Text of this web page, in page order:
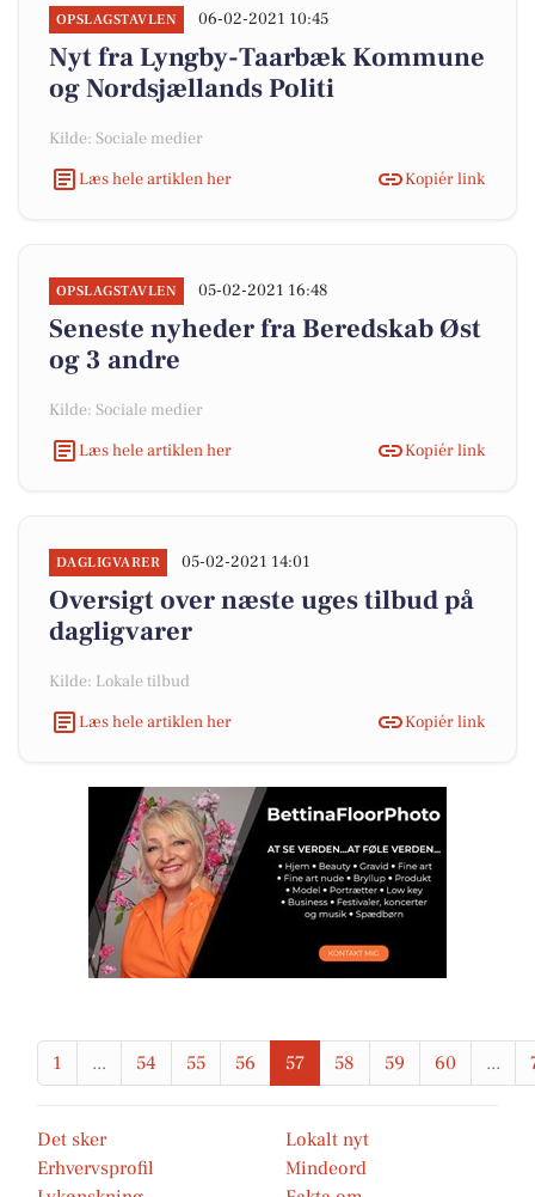
OPSLAGSTAVLEN 06-02-2021 10:45
Nyt fra Lyngby-Taarbæk Kommune
og Nordsjællands Politi
Kilde: Sociale medier
Læs hele artiklen her
Kopiér link
OPSLAGSTAVLEN 05-02-2021 16:48
Seneste nyheder fra Beredskab Øst
og 3 andre
Kilde: Sociale medier
Læs hele artiklen her
Kopiér link
DAGLIGVARER 05-02-2021 14:01
Oversigt over næste uges tilbud på
dagligvarer
Kilde: Lokale tilbud
Læs hele artiklen her
Kopiér link
1 ... 54 55 56 57 58 59 60 ...
Det sker
Lokalt nyt
Erhvervsprofil
Mindeord